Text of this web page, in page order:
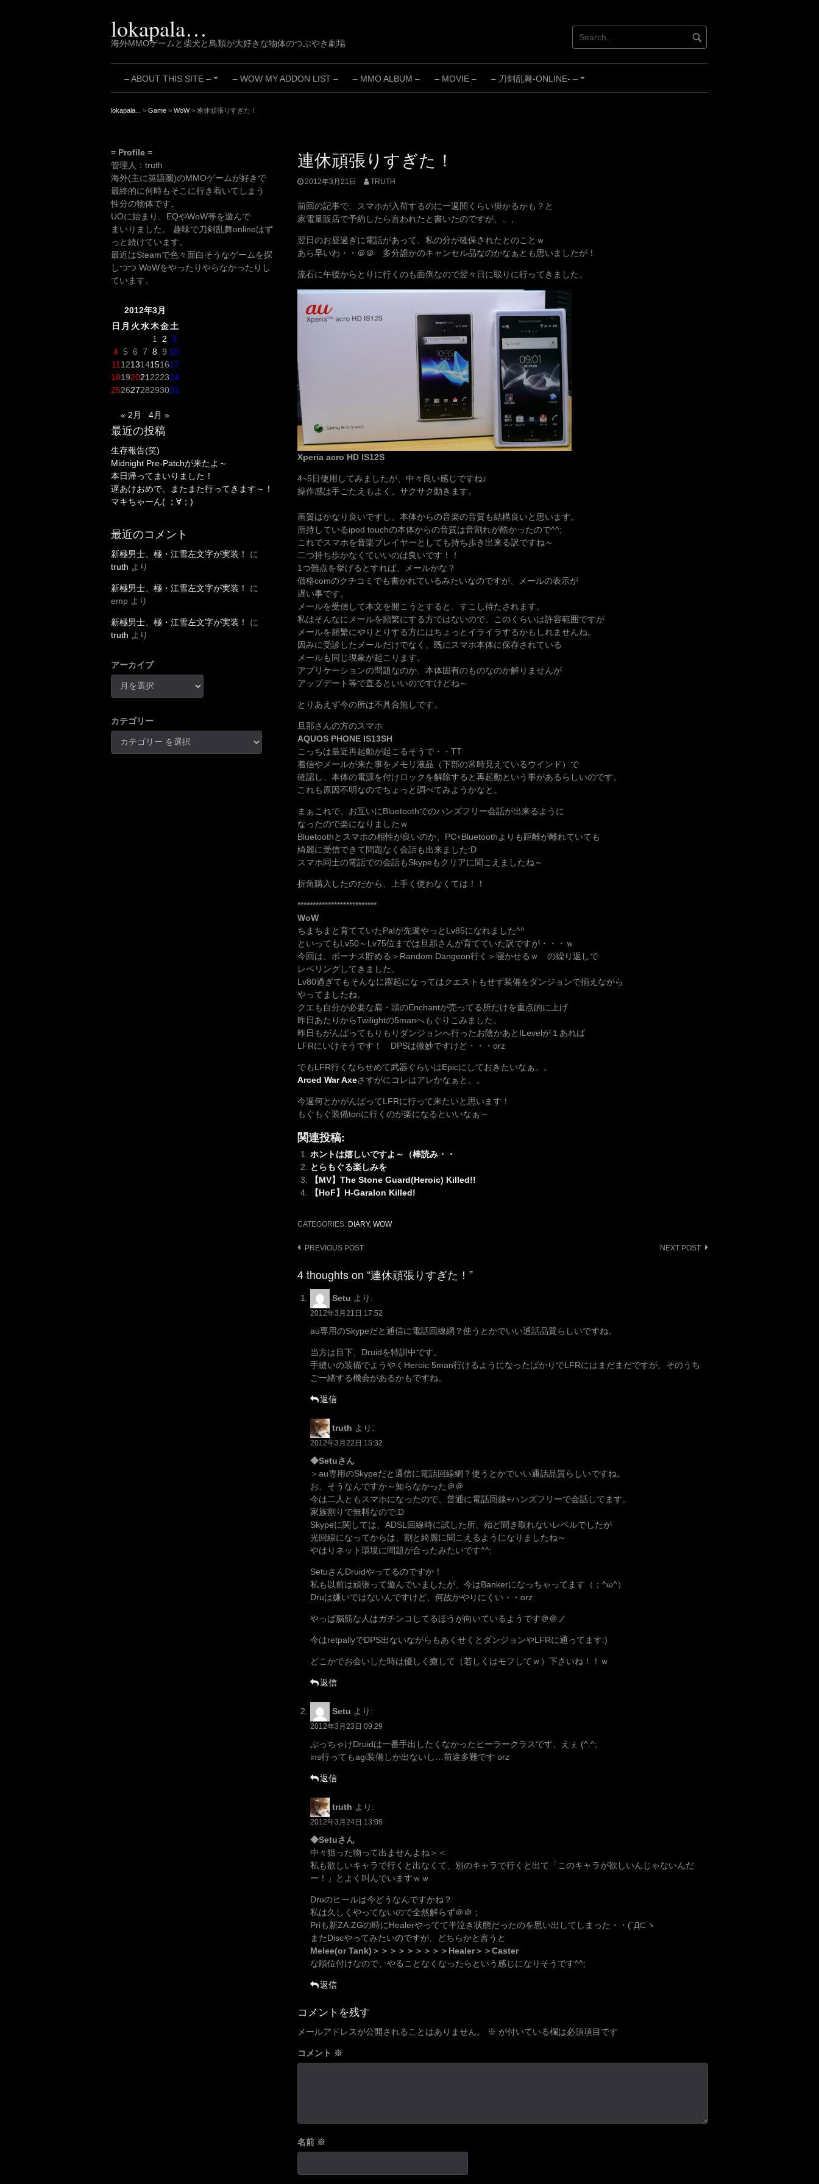
lokapala…
海外MMOゲームと柴犬と鳥類が大好きな物体のつぶやき劇場
+
– ABOUT THIS SITE – – WOW MY ADDON LIST – – MMO ALBUM – – MOVIE –
+
– 刀剣乱舞-ONLINE- –
lokapala... > Game > WoW> 連休頑張りすぎた！
連休頑張りすぎた！
2012年3月21日 TRUTH
前回の記事で、スマホが入荷するのに一週間くらい掛かるかも？と
家電量販店で予約したら言われたと書いたのですが、、、
翌日のお昼過ぎに電話があって、私の分が確保されたとのことｗ
あら早いわ・・＠＠ 多分誰かのキャンセル品なのかなぁとも思いましたが！
流石に午後からとりに行くのも面倒なので翌々日に取りに行ってきました。
Xperia acro HD IS12S
4~5日使用してみましたが、中々良い感じですね♪
操作感は手ごたえもよく、サクサク動きます。
画質はかなり良いですし、本体からの音楽の音質も結構良いと思います。
所持しているipod touchの本体からの音質は音割れが酷かったので^^;
これでスマホを音楽プレイヤーとしても持ち歩き出来る訳ですね～
二つ持ち歩かなくていいのは良いです！！
1つ難点を挙げるとすれば、メールかな？
価格comのクチコミでも書かれているみたいなのですが、メールの表示が
遅い事です。
メールを受信して本文を開こうとすると、すこし待たされます。
私はそんなにメールを頻繁にする方ではないので、このくらいは許容範囲ですが
メールを頻繁にやりとりする方にはちょっとイライラするかもしれませんね。
因みに受診したメールだけでなく、既にスマホ本体に保存されている
メールも同じ現象が起こります。
アプリケーションの問題なのか、本体固有のものなのか解りませんが
アップデート等で直るといいのですけどね～
とりあえず今の所は不具合無しです。
旦那さんの方のスマホ
AQUOS PHONE IS13SH
こっちは最近再起動が起こるそうで・・TT
着信やメールが来た事をメモリ液晶（下部の常時見えているウインド）で
確認し、本体の電源を付けロックを解除すると再起動という事があるらしいのです。
これも原因不明なのでちょっと調べてみようかなと。
まぁこれで、お互いにBluetoothでのハンズフリー会話が出来るように
なったので楽になりましたｗ
Bluetoothとスマホの相性が良いのか、PC+Bluetoothよりも距離が離れていても
綺麗に受信できて問題なく会話も出来ました:D
スマホ同士の電話での会話もSkypeもクリアに聞こえましたね～
折角購入したのだから、上手く使わなくては！！
**************************
WoW
ちまちまと育てていたPalが先週やっとLv85になれました^^
といってもLv50～Lv75位までは旦那さんが育てていた訳ですが・・・ｗ
今回は、ボーナス貯める＞Random Dangeon行く＞寝かせるｗ の繰り返しで
レベリングしてきました。
Lv80過ぎてもそんなに躍起になってはクエストもせず装備をダンジョンで揃えながら
やってましたね。
クエも自分が必要な肩・頭のEnchantが売ってる所だけを重点的に上げ
昨日あたりからTwilightの5manへもぐりこみました。
昨日もがんばってもりもりダンジョンへ行ったお陰かあとILevelが１あれば
LFRにいけそうです！ DPSは微妙ですけど・・・orz
でもLFR行くならせめて武器ぐらいはEpicにしておきたいなぁ。。
Arced War Axeさすがにコレはアレかなぁと。。
今週何とかがんばってLFRに行って来たいと思います！
もぐもぐ装備toriに行くのが楽になるといいなぁ～
関連投稿:
ホントは嬉しいですよ～（棒読み・・
とらもぐる楽しみを
【MV】The Stone Guard(Heroic) Killed!!
【HoF】H-Garalon Killed!
CATEGORIES: DIARY, WOW
Post
PREVIOUS POST NEXT POST
4 thoughts on “連休頑張りすぎた！”
Setu より:
2012年3月21日 17:52
au専用のSkypeだと通信に電話回線網？使うとかでいい通話品質らしいですね。
当方は目下、Druidを特訓中です。
手縫いの装備でようやくHeroic 5man行けるようになったばかりでLFRにはまだまだですが、そのうち
ご一緒する機会があるかもですね。
返信
truth より:
2012年3月22日 15:32
◆Setuさん
＞au専用のSkypeだと通信に電話回線網？使うとかでいい通話品質らしいですね。
お、そうなんですか～知らなかった＠＠
今は二人ともスマホになったので、普通に電話回線+ハンズフリーで会話してます。
家族割りで無料なので:D
Skypeに関しては、ADSL回線時に試した所、殆ど聞き取れないレベルでしたが
光回線になってからは、割と綺麗に聞こえるようになりましたね～
やはりネット環境に問題が合ったみたいです^^;
SetuさんDruidやってるのですか！
私も以前は頑張って遊んでいましたが、今はBankerになっちゃってます（；^ω^）
Druは嫌いではないんですけど、何故かやりにくい・・orz
やっぱ脳筋な人はガチンコしてるほうが向いているようです＠＠ノ
今はretpallyでDPS出ないながらもあくせくとダンジョンやLFRに通ってます:)
どこかでお会いした時は優しく癒して（若しくはモフしてｗ）下さいね！！ｗ
返信
Setu より:
2012年3月23日 09:29
ぶっちゃけDruidは一番手出したくなかったヒーラークラスです、えぇ (^.^;
ins行ってもagi装備しか出ないし…前途多難です orz
返信
truth より:
2012年3月24日 13:08
◆Setuさん
中々狙った物って出ませんよね＞＜
私も欲しいキャラで行くと出なくて、別のキャラで行くと出て「このキャラが欲しいんじゃないんだ
ー！」とよく叫んでいますｗｗ
Druのヒールは今どうなんですかね？
私は久しくやってないので全然解らず＠＠；
Priも新ZA.ZGの時にHealerやってて半泣き状態だったのを思い出してしまった・・(´Д⊂ヽ
またDiscやってみたいのですが、どちらかと言うと
Melee(or Tank)＞＞＞＞＞＞＞＞＞Healer＞＞Caster
な順位付けなので、やることなくなったらという感じになりそうです^^;
返信
コメントを残す
メールアドレスが公開されることはありません。 ※ が付いている欄は必須項目です
コメント ※
名前 ※
= Profile =
管理人：truth
海外(主に英語圏)のMMOゲームが好きで
最終的に何時もそこに行き着いてしまう
性分の物体です。
UOに始まり、EQやWoW等を遊んで
まいりました。 趣味で刀剣乱舞onlineはず
っと続けています。
最近はSteamで色々面白そうなゲームを探
しつつ WoWをやったりやらなかったりし
ています。
2012年3月
日 月 火水木金土
1
2 3
4 5 6 7 8 9 10
11 121314151617
18192021 222324
25262728293031
« 2月 4月 »
最近の投稿
生存報告(笑)
Midnight Pre-Patchが来たよ～
本日帰ってまいりました！
遅あけおめで、またまた行ってきます～！
マキちゃーん( ；∀；)
最近のコメント
新極男士、極・江雪左文字が実装！
に
truth より
新極男士、極・江雪左文字が実装！
に
emp より
新極男士、極・江雪左文字が実装！
に
truth より
アーカイブ
カテゴリー